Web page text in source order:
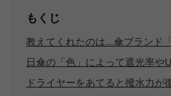
もくじ
教えてくれたのは…傘ブランド
日傘の「色」によって遮光率や
ドライヤーをあてると撥水力が